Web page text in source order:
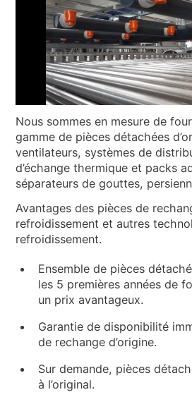
NOUVELLES ET ÉVÉNEMENTS
QUI SOMMES-NOUS
DÉVELOPPEMENT DURABLE
ARTICLES TECHNIQUES
AIRE RÉSERVÉE
FR EN IT PL
Nous sommes en mesure de
gamme de pièces détachées
ventilateurs, systèmes de
d’échange thermique et packs
séparateurs de gouttes,
Avantages des pièces de
refroidissement et autres
refroidissement.
Ensemble de pièces
les 5 premières années de
un prix avantageux.
Garantie de disponibilité
de rechange d’origine.
Sur demande, pièces
à l’original.